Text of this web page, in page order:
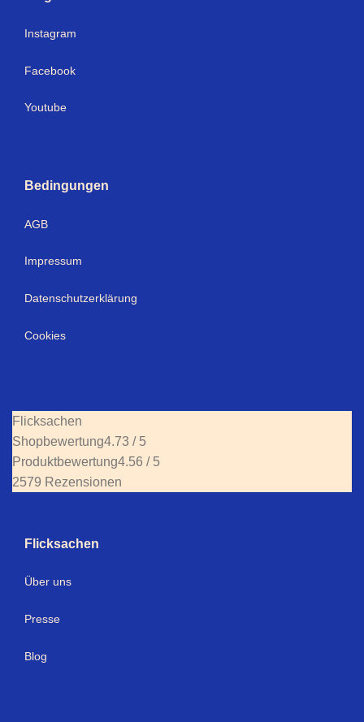
Instagram
Facebook
Youtube
Bedingungen
AGB
Impressum
Datenschutzerklärung
Cookies
Flicksachen
Shopbewertung4.73 / 5
Produktbewertung4.56 / 5
2579 Rezensionen
Flicksachen
Über uns
Presse
Blog